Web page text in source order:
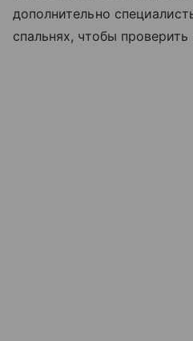
дополнительно
спальнях, чтобы проверить